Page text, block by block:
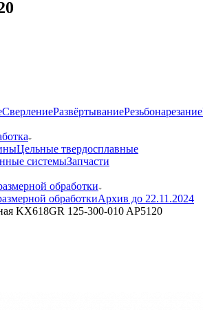
СверлениеРазвёртываниеРезьбонарезание
Цельные твердосплавные
системыЗапчасти
обработки
обработкиАрхив до 22.11.2024
KX618GR 125-300-010 AP5120